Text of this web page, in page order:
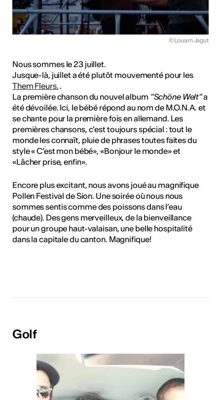
© Louarn Jagut
Nous sommes le 23 juillet.
Jusque-là, juillet a été plutôt mouvementé pour les
Them Fleurs. .
La première chanson du nouvel album "Schöne Welt"a
été dévoilée. Ici, le bébé répond au nom de M.O.N.A. et
se chante pour la première fois en allemand. Les
premières chansons, c’est toujours spécial : tout le
monde les connaît, pluie de phrases toutes faites du
style « C’est mon bébé», «Bonjour le monde» et
«Lâcher prise, enfin».
Encore plus excitant, nous avons joué au magnifique
Pollen Festival de Sion. Une soirée où nous nous
sommes sentis comme des poissons dans l’eau
(chaude). Des gens merveilleux, de la bienveillance
pour un groupe haut-valaisan, une belle hospitalité
dans la capitale du canton. Magnifique!
Golf